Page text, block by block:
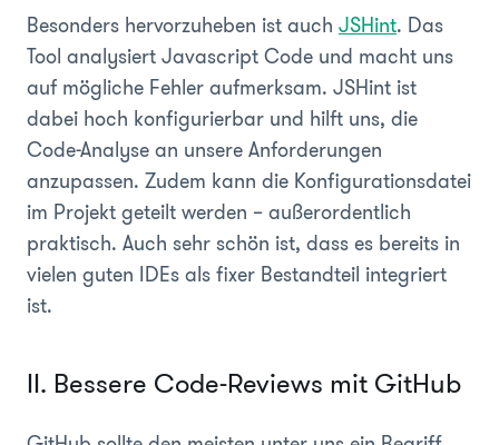
Besonders hervorzuheben ist auch JSHint. Das
Tool analysiert Javascript Code und macht uns
auf mögliche Fehler aufmerksam. JSHint ist
dabei hoch konfigurierbar und hilft uns, die
Code-Analyse an unsere Anforderungen
anzupassen. Zudem kann die Konfigurationsdatei
im Projekt geteilt werden – außerordentlich
praktisch. Auch sehr schön ist, dass es bereits in
vielen guten IDEs als fixer Bestandteil integriert
ist.
II. Bessere Code-Reviews mit GitHub